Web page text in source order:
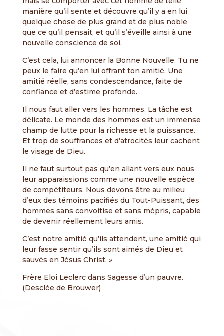
manière qu’il sente et découvre qu’il y a en lui
quelque chose de plus grand et de plus noble
que ce qu’il pensait, et qu’il s’éveille ainsi à une
nouvelle conscience de soi.
C’est cela, lui annoncer la Bonne Nouvelle. Tu ne
peux le faire qu’en lui offrant ton amitié. Une
amitié réelle, sans condescendance, faite de
confiance et d’estime profonde.
Il nous faut aller vers les hommes. La tâche est
délicate. Le monde des hommes est un immense
champ de lutte pour la richesse et la puissance.
Et trop de souffrances et d’atrocités leur cachent
le visage de Dieu.
Il ne faut surtout pas qu’en allant vers eux nous
leur apparaissions comme une nouvelle espèce
de compétiteurs. Nous devons être au milieu
d’eux des témoins pacifiés du Tout-Puissant, des
hommes sans convoitise et sans mépris, capable
de devenir réellement leurs amis.
C’est notre amitié qu’ils attendent, une amitié qui
leur fasse sentir qu’ils sont aimés de Dieu et
sauvés en Jésus Christ. »
Frère Eloi Leclerc dans Sagesse d’un pauvre.
(Desclée de Brouwer)